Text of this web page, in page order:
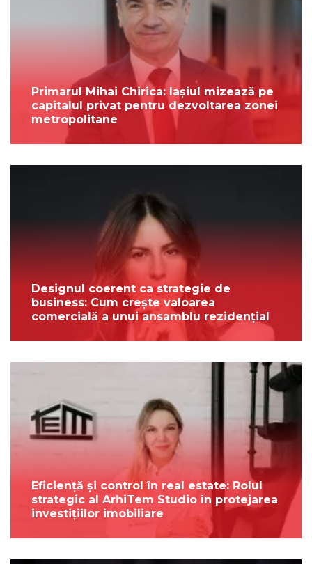
Primarul Mihai Chirica: Iașiul mizează pe
capitalul privat pentru dezvoltarea zonei
metropolitane
Designul coerent ca strategie de
business: Cum crește valoarea
comercială a unui ansamblu rezidențial
Eficiență și control în real estate: Rolul
strategic al ArhiTem Studio în protejarea
investițiilor imobiliare